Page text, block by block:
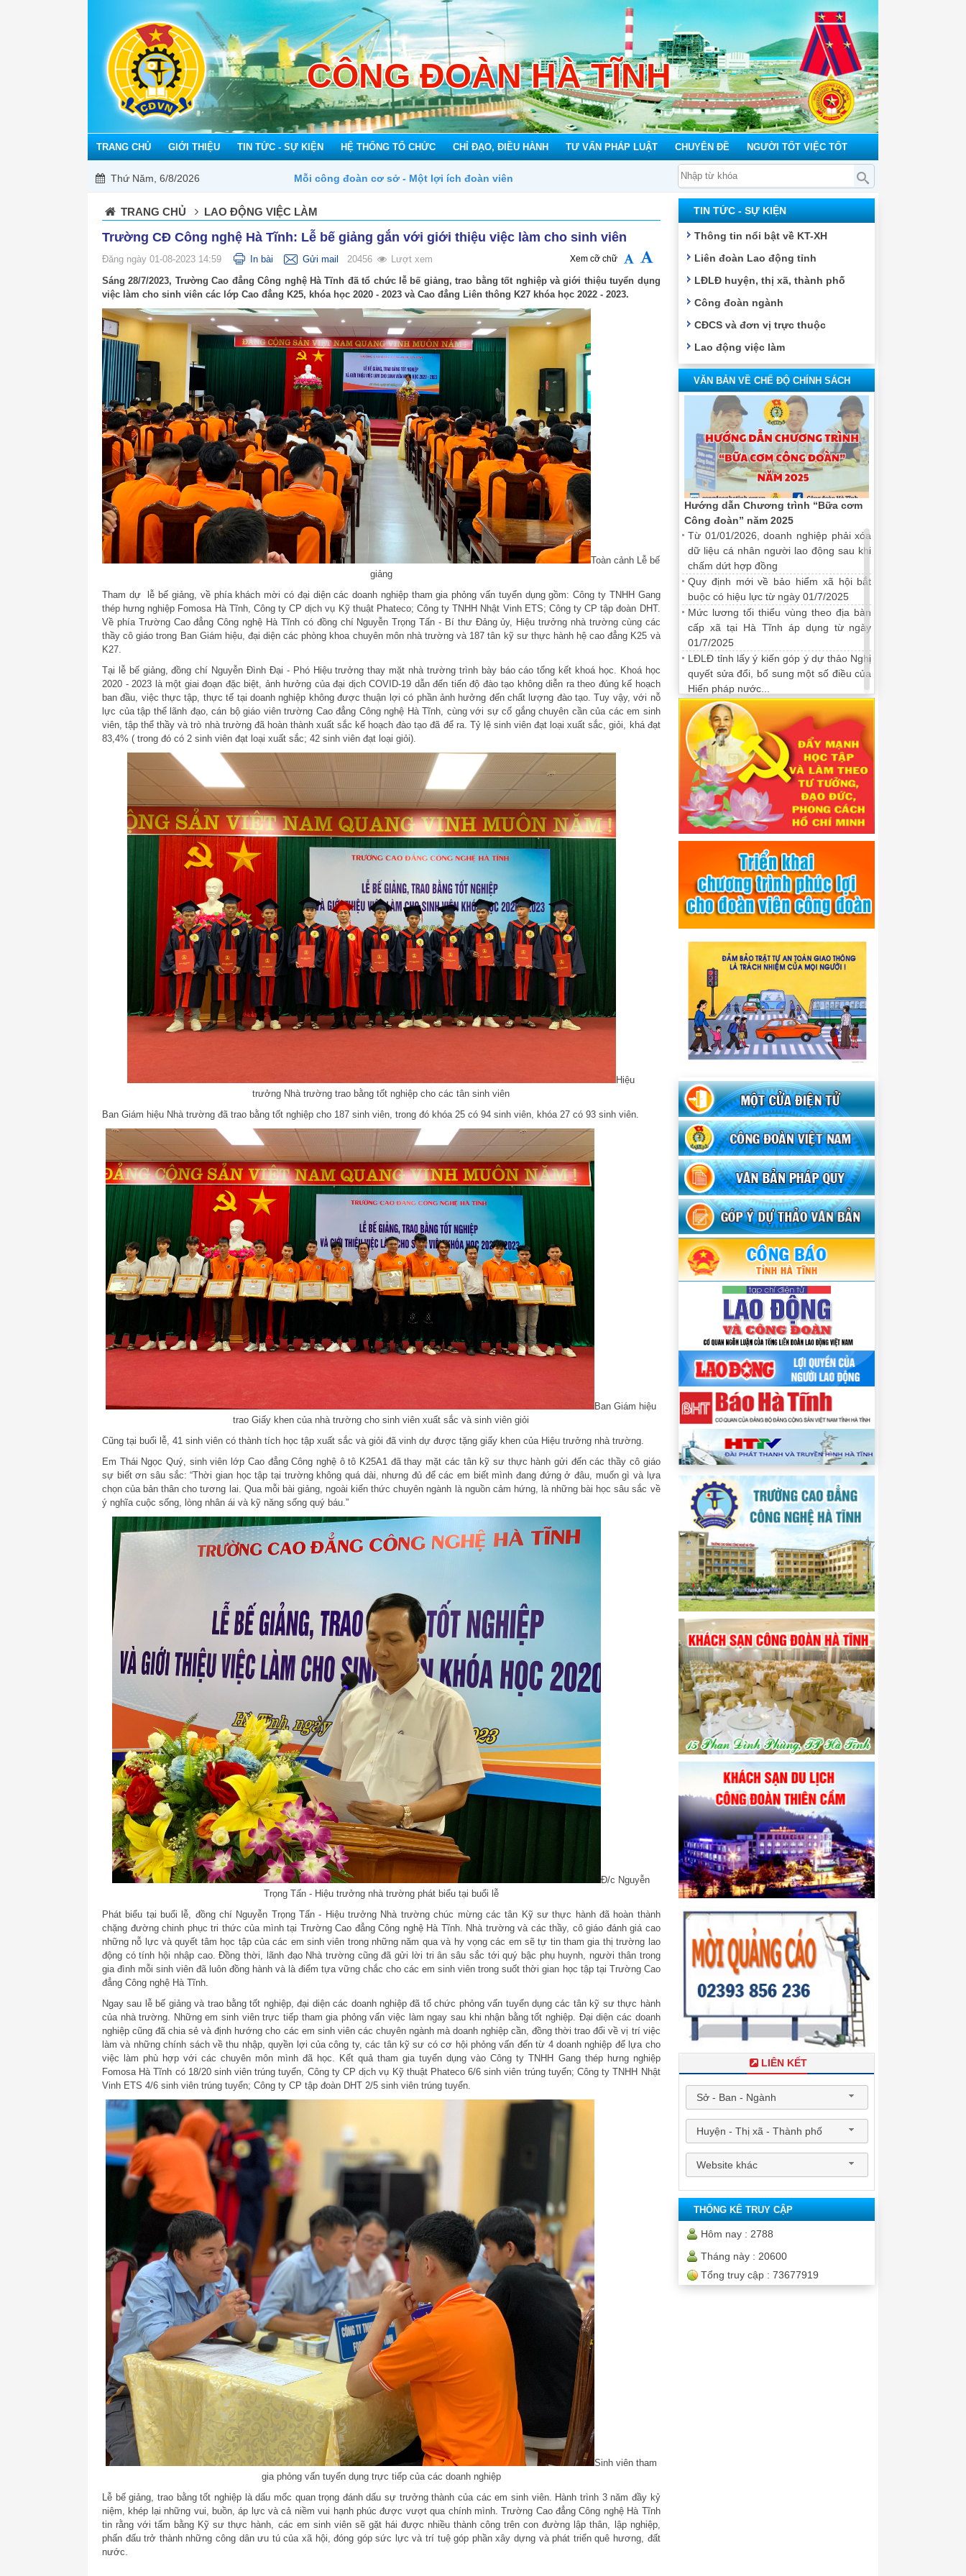
CÔNG ĐOÀN HÀ TĨNH
TRANG CHỦ GIỚI THIỆU TIN TỨC - SỰ KIỆN HỆ THỐNG TỔ CHỨC CHỈ ĐẠO, ĐIỀU HÀNH TƯ VẤN PHÁP LUẬT CHUYÊN ĐỀ NGƯỜI TỐT VIỆC TỐT
Thứ Năm, 6/8/2026
Mỗi công đoàn cơ sở - Một lợi ích đoàn viên
TRANG CHỦ LAO ĐỘNG VIỆC LÀM
Trường CĐ Công nghệ Hà Tĩnh: Lễ bế giảng gắn với giới thiệu việc làm cho sinh viên
Đăng ngày 01-08-2023 14:59 In bài Gửi mail 20456 Lượt xem Xem cỡ chữ
Sáng 28/7/2023, Trường Cao đẳng Công nghệ Hà Tĩnh đã tổ chức lễ bế giảng, trao bằng tốt nghiệp và giới thiệu tuyển dụng
việc làm cho sinh viên các lớp Cao đẳng K25, khóa học 2020 - 2023 và Cao đẳng Liên thông K27 khóa học 2022 - 2023.
Toàn cảnh Lễ bế
giảng
Tham dự lễ bế giảng, về phía khách mời có đại diện các doanh nghiệp tham gia phỏng vấn tuyển dụng gồm: Công ty TNHH Gang
thép hưng nghiệp Fomosa Hà Tĩnh, Công ty CP dịch vụ Kỹ thuật Phateco; Công ty TNHH Nhật Vinh ETS; Công ty CP tập đoàn DHT.
Về phía Trường Cao đẳng Công nghệ Hà Tĩnh có đồng chí Nguyễn Trọng Tấn - Bí thư Đảng ủy, Hiệu trưởng nhà trường cùng các
thầy cô giáo trong Ban Giám hiệu, đại diện các phòng khoa chuyên môn nhà trường và 187 tân kỹ sư thực hành hệ cao đẳng K25 và
K27.
Tại lễ bế giảng, đồng chí Nguyễn Đình Đại - Phó Hiệu trưởng thay mặt nhà trường trình bày báo cáo tổng kết khoá học. Khoá học
2020 - 2023 là một giai đoạn đặc biệt, ảnh hưởng của đại dịch COVID-19 dẫn đến tiến độ đào tạo không diễn ra theo đúng kế hoạch
ban đầu, việc thực tập, thực tế tại doanh nghiệp không được thuận lợi có phần ảnh hưởng đến chất lượng đào tạo. Tuy vậy, với nỗ
lực của tập thể lãnh đạo, cán bộ giáo viên trường Cao đẳng Công nghệ Hà Tĩnh, cùng với sự cố gắng chuyên cần của các em sinh
viên, tập thể thầy và trò nhà trường đã hoàn thành xuất sắc kế hoạch đào tạo đã để ra. Tỷ lệ sinh viên đạt loại xuất sắc, giỏi, khá đạt
83,4% ( trong đó có 2 sinh viên đạt loại xuất sắc; 42 sinh viên đạt loại giỏi).
Hiệu
trưởng Nhà trường trao bằng tốt nghiệp cho các tân sinh viên
Ban Giám hiệu Nhà trường đã trao bằng tốt nghiệp cho 187 sinh viên, trong đó khóa 25 có 94 sinh viên, khóa 27 có 93 sinh viên.
Ban Giám hiệu
trao Giấy khen của nhà trường cho sinh viên xuất sắc và sinh viên giỏi
Cũng tại buổi lễ, 41 sinh viên có thành tích học tập xuất sắc và giỏi đã vinh dự được tặng giấy khen của Hiệu trưởng nhà trường.
Em Thái Ngọc Quý, sinh viên lớp Cao đẳng Công nghệ ô tô K25A1 đã thay mặt các tân kỹ sư thực hành gửi đến các thầy cô giáo
sự biết ơn sâu sắc: “Thời gian học tập tại trường không quá dài, nhưng đủ để các em biết mình đang đứng ở đâu, muốn gì và lựa
chọn của bản thân cho tương lai. Qua mỗi bài giảng, ngoài kiến thức chuyên ngành là nguồn cảm hứng, là những bài học sâu sắc về
ý nghĩa cuộc sống, lòng nhân ái và kỹ năng sống quý báu.”
Đ/c Nguyễn
Trọng Tấn - Hiệu trưởng nhà trường phát biểu tại buổi lễ
Phát biểu tại buổi lễ, đồng chí Nguyễn Trọng Tấn - Hiệu trưởng Nhà trường chúc mừng các tân Kỹ sư thực hành đã hoàn thành
chặng đường chinh phục tri thức của mình tại Trường Cao đẳng Công nghệ Hà Tĩnh. Nhà trường và các thầy, cô giáo đánh giá cao
những nỗ lực và quyết tâm học tập của các em sinh viên trong những năm qua và hy vọng các em sẽ tự tin tham gia thị trường lao
động có tính hội nhập cao. Đồng thời, lãnh đạo Nhà trường cũng đã gửi lời tri ân sâu sắc tới quý bậc phụ huynh, người thân trong
gia đình mỗi sinh viên đã luôn đồng hành và là điểm tựa vững chắc cho các em sinh viên trong suốt thời gian học tập tại Trường Cao
đẳng Công nghệ Hà Tĩnh.
Ngay sau lễ bế giảng và trao bằng tốt nghiệp, đại diện các doanh nghiệp đã tổ chức phỏng vấn tuyển dụng các tân kỹ sư thực hành
của nhà trường. Những em sinh viên trực tiếp tham gia phỏng vấn việc làm ngay sau khi nhận bằng tốt nghiệp. Đại diện các doanh
nghiệp cũng đã chia sẻ và định hướng cho các em sinh viên các chuyên ngành mà doanh nghiệp cần, đồng thời trao đổi về vị trí việc
làm và những chính sách về thu nhập, quyền lợi của công ty, các tân kỹ sư có cơ hội phỏng vấn đến từ 4 doanh nghiệp để lựa cho
việc làm phù hợp với các chuyên môn mình đã học. Kết quả tham gia tuyển dụng vào Công ty TNHH Gang thép hưng nghiệp
Fomosa Hà Tĩnh có 18/20 sinh viên trúng tuyển, Công ty CP dịch vụ Kỹ thuật Phateco 6/6 sinh viên trúng tuyển; Công ty TNHH Nhật
Vinh ETS 4/6 sinh viên trúng tuyển; Công ty CP tập đoàn DHT 2/5 sinh viên trúng tuyển.
Sinh viên tham
gia phỏng vấn tuyển dụng trực tiếp của các doanh nghiệp
Lễ bế giảng, trao bằng tốt nghiệp là dấu mốc quan trọng đánh dấu sự trưởng thành của các em sinh viên. Hành trình 3 năm đầy kỷ
niệm, khép lại những vui, buồn, áp lực và cả niềm vui hạnh phúc được vượt qua chính mình. Trường Cao đẳng Công nghệ Hà Tĩnh
tin rằng với tấm bằng Kỹ sư thực hành, các em sinh viên sẽ gặt hái được nhiều thành công trên con đường lập thân, lập nghiệp,
phấn đấu trở thành những công dân ưu tú của xã hội, đóng góp sức lực và trí tuệ góp phần xây dựng và phát triển quê hương, đất
nước.
TIN TỨC - SỰ KIỆN
Thông tin nổi bật về KT-XH
Liên đoàn Lao động tỉnh
LĐLĐ huyện, thị xã, thành phố
Công đoàn ngành
CĐCS và đơn vị trực thuộc
Lao động việc làm
VĂN BẢN VỀ CHẾ ĐỘ CHÍNH SÁCH
Hướng dẫn Chương trình “Bữa cơm
Công đoàn” năm 2025
Từ 01/01/2026, doanh nghiệp phải xóa
dữ liệu cá nhân người lao động sau khi
chấm dứt hợp đồng
Quy định mới về bảo hiểm xã hội bắt
buộc có hiệu lực từ ngày 01/7/2025
Mức lương tối thiểu vùng theo địa bàn
cấp xã tại Hà Tĩnh áp dụng từ ngày
01/7/2025
LĐLĐ tỉnh lấy ý kiến góp ý dự thảo Nghị
quyết sửa đổi, bổ sung một số điều của
Hiến pháp nước...
LIÊN KẾT
Sở - Ban - Ngành
Huyện - Thị xã - Thành phố
Website khác
THỐNG KÊ TRUY CẬP
Hôm nay : 2788
Tháng này : 20600
Tổng truy cập : 73677919